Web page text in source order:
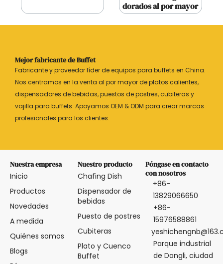
dorados al por mayor
Mejor fabricante de Buffet
Fabricante y proveedor líder de equipos para buffets en China.
Nos centramos en la venta al por mayor de platos calientes,
dispensadores de bebidas, puestos de postres, cubiteras y
vajilla para buffets. Apoyamos OEM & ODM para crear marcas
profesionales para los clientes.
Nuestra empresa
Inicio
Productos
Novedades
A medida
Quiénes somos
Blogs
Nuestro producto
Chafing Dish
Dispensador de
bebidas
Puesto de postres
Cubiteras
Plato y Cuenco
Buffet
Póngase en contacto
con nosotros
+86-
13829066650
+86-
15976588861
Parque industrial
de Dongli, ciudad